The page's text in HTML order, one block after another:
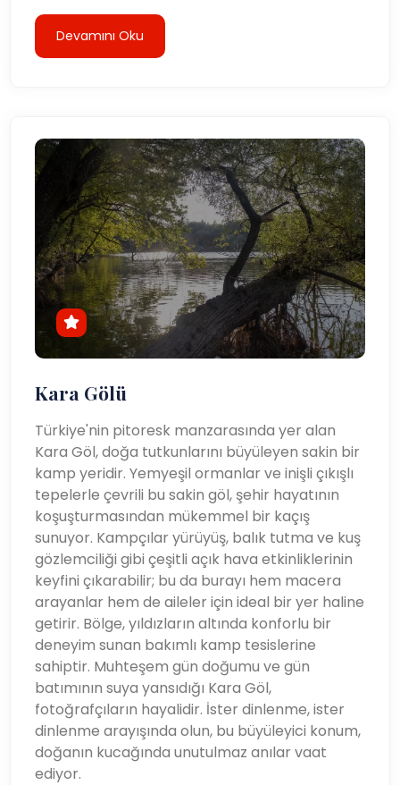
Devamını Oku
Kara Gölü
Türkiye'nin pitoresk manzarasında yer alan
Kara Göl, doğa tutkunlarını büyüleyen sakin bir
kamp yeridir. Yemyeşil ormanlar ve inişli çıkışlı
tepelerle çevrili bu sakin göl, şehir hayatının
koşuşturmasından mükemmel bir kaçış
sunuyor. Kampçılar yürüyüş, balık tutma ve kuş
gözlemciliği gibi çeşitli açık hava etkinliklerinin
keyfini çıkarabilir; bu da burayı hem macera
arayanlar hem de aileler için ideal bir yer haline
getirir. Bölge, yıldızların altında konforlu bir
deneyim sunan bakımlı kamp tesislerine
sahiptir. Muhteşem gün doğumu ve gün
batımının suya yansıdığı Kara Göl,
fotoğrafçıların hayalidir. İster dinlenme, ister
dinlenme arayışında olun, bu büyüleyici konum,
doğanın kucağında unutulmaz anılar vaat
ediyor.